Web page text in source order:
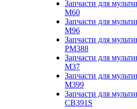
Запчасти для
M60
Запчасти для
M96
Запчасти для
PM388
Запчасти для
M37
Запчасти для
M399
Запчасти для
CB391S